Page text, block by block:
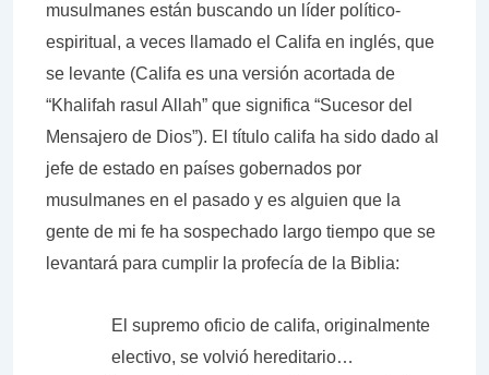
musulmanes están buscando un líder político-
espiritual, a veces llamado el Califa en inglés, que
se levante (Califa es una versión acortada de
“Khalifah rasul Allah” que significa “Sucesor del
Mensajero de Dios”). El título califa ha sido dado al
jefe de estado en países gobernados por
musulmanes en el pasado y es alguien que la
gente de mi fe ha sospechado largo tiempo que se
levantará para cumplir la profecía de la Biblia:
El supremo oficio de califa, originalmente
electivo, se volvió hereditario…